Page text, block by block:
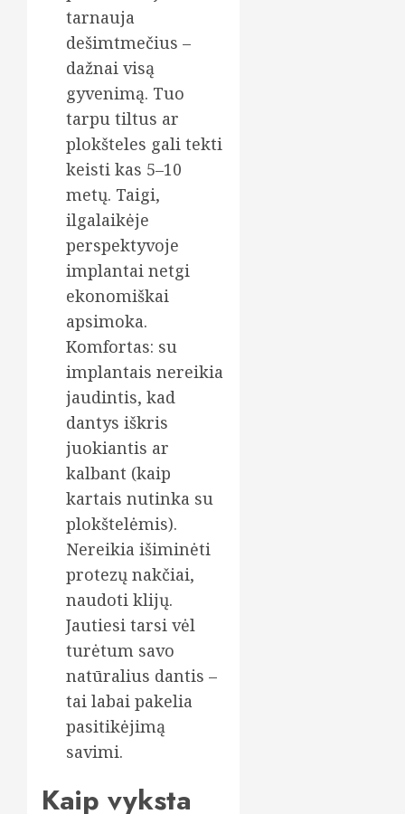
tarnauja
dešimtmečius –
dažnai visą
gyvenimą. Tuo
tarpu tiltus ar
plokšteles gali tekti
keisti kas 5–10
metų. Taigi,
ilgalaikėje
perspektyvoje
implantai netgi
ekonomiškai
apsimoka.
Komfortas: su
implantais nereikia
jaudintis, kad
dantys iškris
juokiantis ar
kalbant (kaip
kartais nutinka su
plokštelėmis).
Nereikia išiminėti
protezų nakčiai,
naudoti klijų.
Jautiesi tarsi vėl
turėtum savo
natūralius dantis –
tai labai pakelia
pasitikėjimą
savimi.
Kaip vyksta